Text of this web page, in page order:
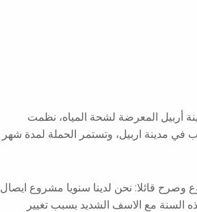
مدينة أربيل المعرضة لشحة المياه، نظمت
في مدينة اربيل، وتستمر الحملة لمدة شهر
قائلا: نحن لدينا سنويا مشروع ايصال
السنة مع الاسف الشديد بسبب تغيير